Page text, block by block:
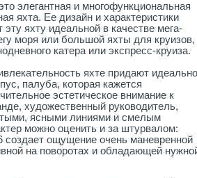
элегантная и многофункциональная
яхта. Ее дизайн и характеристики
яхту идеальной в качестве мега-
моря или большой яхты для круизов,
катера или экспресс-круиза.
яхте придают
палуба, которая кажется
эстетическое внимание к
художественный руководитель,
ясными линиями и смелым
можно оценить и за штурвалом:
создает ощущение очень маневренной
на поворотах и обладающей